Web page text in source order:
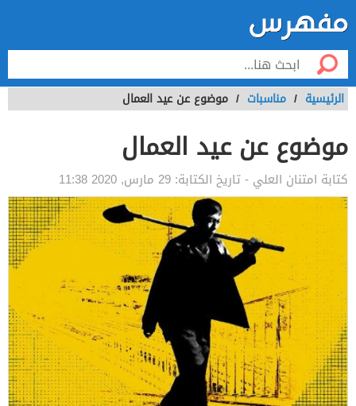
الرئيسية / مناسبات / موضوع عن عيد العمال
موضوع عن عيد العمال
كتابة امتنان العلي - تاريخ الكتابة: 29 مارس, 2020 11:38